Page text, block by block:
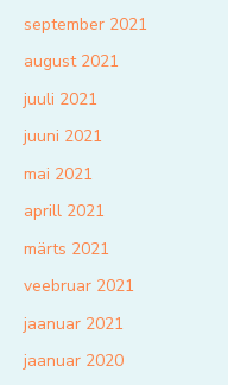
september 2021
august 2021
juuli 2021
juuni 2021
mai 2021
aprill 2021
märts 2021
veebruar 2021
jaanuar 2021
jaanuar 2020